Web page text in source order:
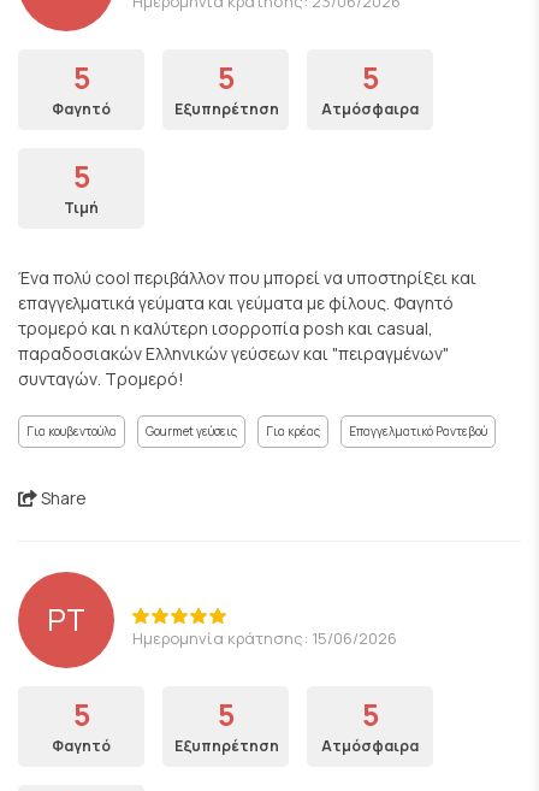
5
Φαγητό
5
Εξυπηρέτηση
5
Ατμόσφαιρα
5
Τιμή
Ένα πολύ cool περιβάλλον που μπορεί να υποστηρίξει και
επαγγελματικά γεύματα και γεύματα με φίλους. Φαγητό
τρομερό και η καλύτερη ισορροπία posh και casual,
παραδοσιακών Ελληνικών γεύσεων και "πειραγμένων"
συνταγών. Τρομερό!
Για κουβεντούλα Gourmet γεύσεις Για κρέας Επαγγελματικό Ραντεβού
Share
PT Ημερομηνία κράτησης: 15/06/2026
5
Φαγητό
5
Εξυπηρέτηση
5
Ατμόσφαιρα